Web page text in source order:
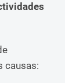
causas: